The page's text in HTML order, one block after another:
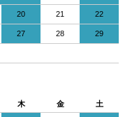
20 21 22
27 28 29
木 金 土